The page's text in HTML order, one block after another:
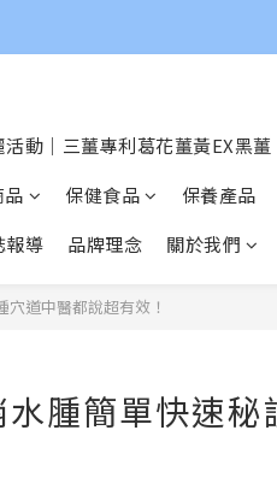
動｜三薑專利葛花薑黃EX黑薑
品 保健食品 保養產品
報導 品牌理念 關於我們
道中醫都說超有效！
水腫簡單快速秘